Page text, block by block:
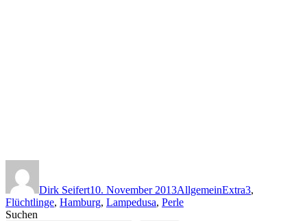
Dirk Seifert10. November 2013AllgemeinExtra3,
Flüchtlinge, Hamburg, Lampedusa, Perle
Suchen